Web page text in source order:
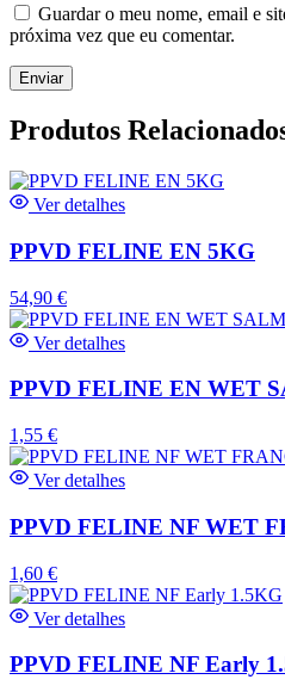
Guardar o meu nome, email e
próxima vez que eu comentar.
Produtos
Ver detalhes
PPVD FELINE EN 5KG
54,90 €
Ver detalhes
PPVD FELINE EN WET
1,55 €
Ver detalhes
PPVD FELINE NF WET
1,60 €
Ver detalhes
PPVD FELINE NF Early